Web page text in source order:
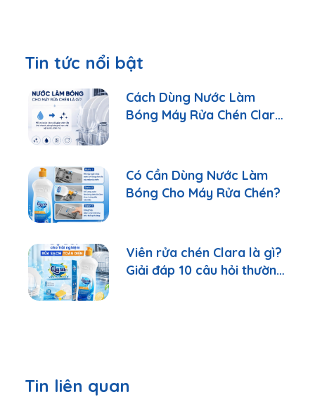
Tin tức nổi bật
Cách Dùng Nước Làm
Bóng Máy Rửa Chén Clara
Có Cần Dùng Nước Làm
Bóng Cho Máy Rửa Chén?
Viên rửa chén Clara là gì?
Giải đáp 10 câu hỏi thường
Tin liên quan